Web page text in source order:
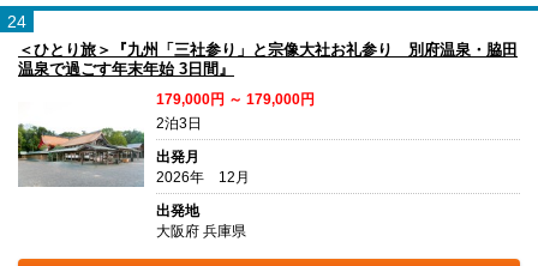
24
＜ひとり旅＞『九州「三社参り」と宗像大社お礼参り 別府温泉・脇田
温泉で過ごす年末年始 3日間』
179,000円 ～ 179,000円
2泊3日
出発月
2026年 12月
出発地
大阪府 兵庫県